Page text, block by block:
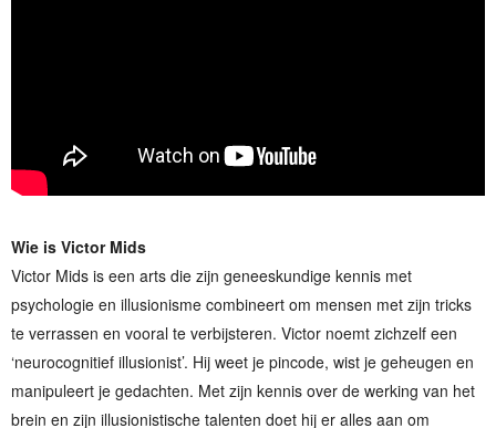
Wie is Victor Mids
Victor Mids is een arts die zijn geneeskundige kennis met
psychologie en illusionisme combineert om mensen met zijn tricks
te verrassen en vooral te verbijsteren. Victor noemt zichzelf een
‘neurocognitief illusionist’. Hij weet je pincode, wist je geheugen en
manipuleert je gedachten. Met zijn kennis over de werking van het
brein en zijn illusionistische talenten doet hij er alles aan om